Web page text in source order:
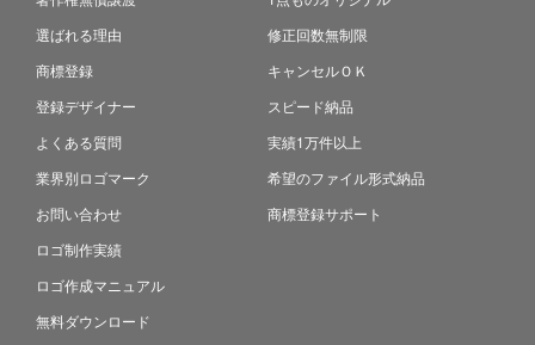
選ばれる理由
商標登録
登録デザイナー
よくある質問
業界別ロゴマーク
お問い合わせ
ロゴ制作実績
ロゴ作成マニュアル
無料ダウンロード
修正回数無制限
キャンセルＯＫ
スピード納品
実績1万件以上
希望のファイル形式納品
商標登録サポート